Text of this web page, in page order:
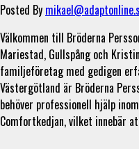
Posted By
Välkommen till Bröderna
Mariestad, Gullspång och
familjeföretag med gedigen
Västergötland är Bröderna
behöver professionell hjälp
Comfortkedjan, vilket innebär